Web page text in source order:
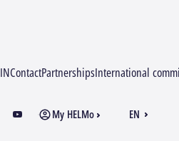
ContactPartnershipsInternational
My HELMo
youtube
EN